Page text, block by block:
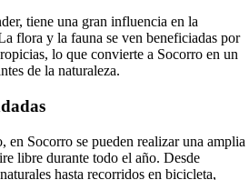
tiene una gran influencia en la
flora y la fauna se ven beneficiadas por
lo que convierte a Socorro en un
de la naturaleza.
en Socorro se pueden realizar una amplia
libre durante todo el año. Desde
hasta recorridos en bicicleta,